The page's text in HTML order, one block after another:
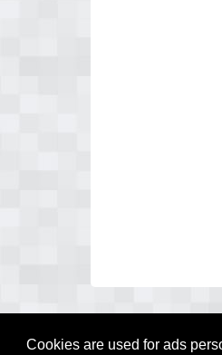
Cookies are used for ads